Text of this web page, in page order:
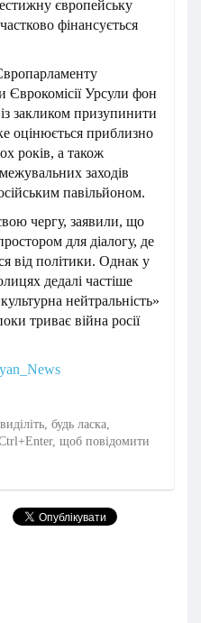
європейську
фінансується
Єврокомісії Урсули фон
закликом призупинити
оцінюється приблизно
років, а також
заходів
павільйоном.
чергу, заявили, що
для діалогу, де
від політики. Однак у
дедалі частіше
нейтральність»
триває війна росії
будь ласка,
Ctrl+Enter, щоб повідомити